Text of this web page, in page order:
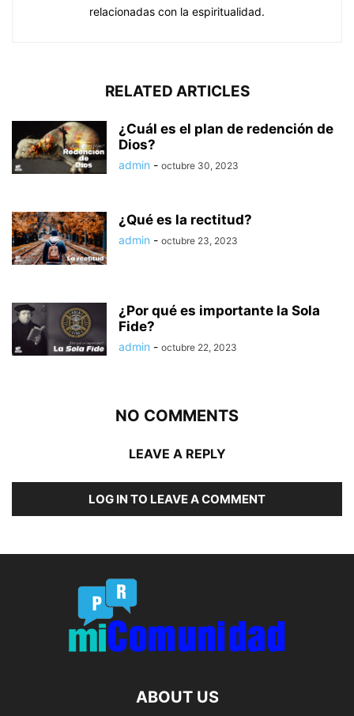
relacionadas con la espiritualidad.
RELATED ARTICLES
¿Cuál es el plan de redención de
Dios?
admin - octubre 30, 2023
¿Qué es la rectitud?
admin - octubre 23, 2023
¿Por qué es importante la Sola
Fide?
admin - octubre 22, 2023
NO COMMENTS
LEAVE A REPLY
LOG IN TO LEAVE A COMMENT
ABOUT US